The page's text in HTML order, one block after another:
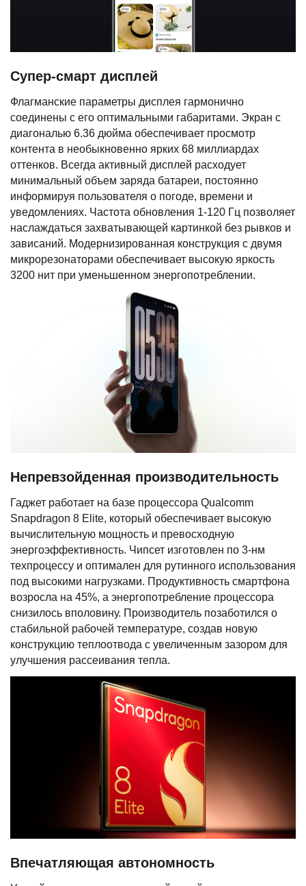
Супер-смарт дисплей
Флагманские параметры дисплея гармонично
соединены с его оптимальными габаритами. Экран с
диагональю 6.36 дюйма обеспечивает просмотр
контента в необыкновенно ярких 68 миллиардах
оттенков. Всегда активный дисплей расходует
минимальный объем заряда батареи, постоянно
информируя пользователя о погоде, времени и
уведомлениях. Частота обновления 1-120 Гц позволяет
наслаждаться захватывающей картинкой без рывков и
зависаний. Модернизированная конструкция с двумя
микрорезонаторами обеспечивает высокую яркость
3200 нит при уменьшенном энергопотреблении.
Непревзойденная производительность
Гаджет работает на базе процессора Qualcomm
Snapdragon 8 Elite, который обеспечивает высокую
вычислительную мощность и превосходную
энергоэффективность. Чипсет изготовлен по 3-нм
техпроцессу и оптимален для рутинного использования
под высокими нагрузками. Продуктивность смартфона
возросла на 45%, а энергопотребление процессора
снизилось вполовину. Производитель позаботился о
стабильной рабочей температуре, создав новую
конструкцию теплоотвода с увеличенным зазором для
улучшения рассеивания тепла.
Впечатляющая автономность